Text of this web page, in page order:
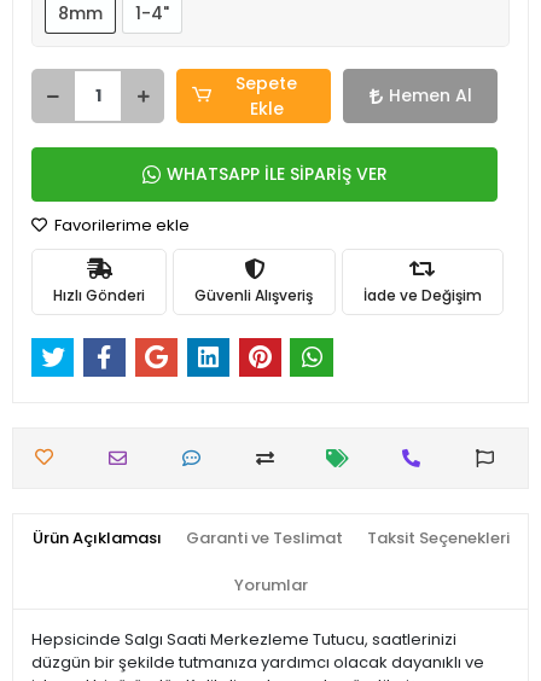
8mm
1-4"
Sepete
Ekle
Hemen Al
WHATSAPP İLE SİPARİŞ VER
Favorilerime ekle
Hızlı Gönderi Güvenli Alışveriş İade ve Değişim
Ürün Açıklaması Garanti ve Teslimat Taksit Seçenekleri
Yorumlar
Hepsicinde Salgı Saati Merkezleme Tutucu, saatlerinizi
düzgün bir şekilde tutmanıza yardımcı olacak dayanıklı ve